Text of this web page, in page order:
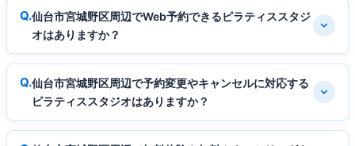
仙台市宮城野区周辺でWeb予約できるピラティススタジ
オはありますか？
仙台市宮城野区周辺で予約変更やキャンセルに対応する
ピラティススタジオはありますか？